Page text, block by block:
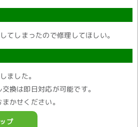
てしまったので修理してほしい。
ました。
換は即日対応が可能です。
かせください。
プ